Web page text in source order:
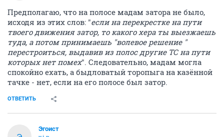
Предполагаю, что на полосе мадам затора не было,
исходя из этих слов: "если на перекрестке на пути
твоего движения затор, то какого хера ты выезжаешь
туда, а потом принимаешь "волевое решение "
перестроиться, выдавив из полос другие ТС на пути
которых нет помех". Следовательно, мадам могла
спокойно ехать, а быдловатый торопыга на казённой
тачке - нет, если на его полосе был затор.
ОТВЕТИТЬ
Эгоист